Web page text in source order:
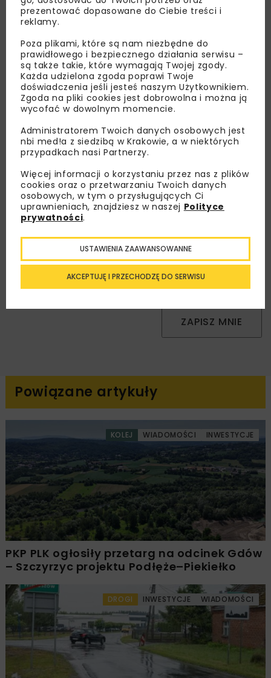
Lubisz wiedzieć więcej?
Zapisz się do newslettera aby otrzymywać od
nas najlepsze informacje branżowe,
zaproszenia na wydarzenia, atrakcyjne oferty i
dedykowane akcje specjalne.
Zapoznałam/em się zPolityką Prywatnościi
Regulaminemoraz wyrażam zgodę na otrzymywanie na
podany przeze mnie adres e-mail korespondencji
handlowej w postaci newslettera.
ZAPISZ MNIE
Powiązane artykuły
KOLEJ WIADOMOŚCI INWESTYCJE
PKP PLK ogłosiły przetarg na odcinek Gdów
– Szczyrzyc projektu Podłęże–Piekiełko
DROGI INWESTYCJE WIADOMOŚCI
prezentować dopasowane do Ciebie treści i
reklamy.
Poza plikami, które są nam niezbędne do
prawidłowego i bezpiecznego działania serwisu –
są także takie, które wymagają Twojej zgody.
Każda udzielona zgoda poprawi Twoje
doświadczenia jeśli jesteś naszym Użytkownikiem.
Zgoda na pliki cookies jest dobrowolna i można ją
wycofać w dowolnym momencie.
Administratorem Twoich danych osobowych jest
nbi med!a z siedzibą w Krakowie, a w niektórych
przypadkach nasi Partnerzy.
Więcej informacji o korzystaniu przez nas z plików
cookies oraz o przetwarzaniu Twoich danych
osobowych, w tym o przysługujących Ci
uprawnieniach, znajdziesz w naszej Polityce
prywatności.
AKCEPTUJĘ I PRZECHODZĘ DO SERWISU
USTAWIENIA ZAAWANSOWANNE